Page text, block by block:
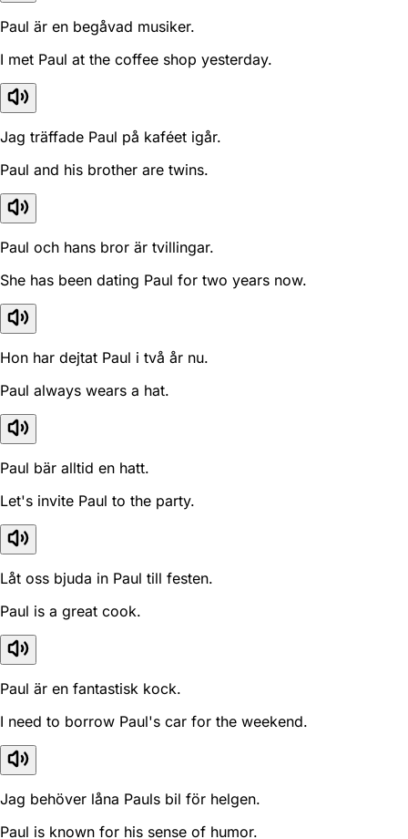
Paul är en begåvad musiker.
I met Paul at the coffee shop yesterday.
Jag träffade Paul på kaféet igår.
Paul and his brother are twins.
Paul och hans bror är tvillingar.
She has been dating Paul for two years now.
Hon har dejtat Paul i två år nu.
Paul always wears a hat.
Paul bär alltid en hatt.
Let's invite Paul to the party.
Låt oss bjuda in Paul till festen.
Paul is a great cook.
Paul är en fantastisk kock.
I need to borrow Paul's car for the weekend.
Jag behöver låna Pauls bil för helgen.
Paul is known for his sense of humor.